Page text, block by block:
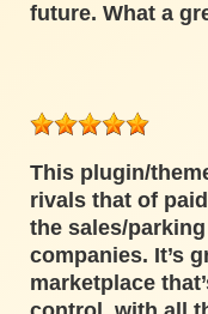
future. What a
This plugin/
rivals that of
the sales/
companies. It’s
marketplace